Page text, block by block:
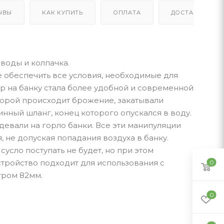
КАК КУПИТЬ ОПЛАТА ДОСТАВКА
и колпачка.
все условия, необходимые для
на банку стала более удобной и современной
происходит брожение, закатывали
шланг, конец которого опускался в воду.
на горло банки. Все эти манипуляции
допуская попадания воздуха в банку.
поступать не будет, но при этом
подходит для использования с
82мм.
0
0